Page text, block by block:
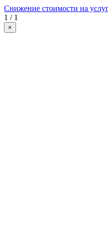
Снижение стоимости на
1 / 1
×